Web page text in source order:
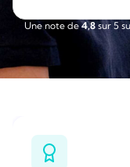
sérieuse, flexible
hésitation. »
Une note de4,8sur 5